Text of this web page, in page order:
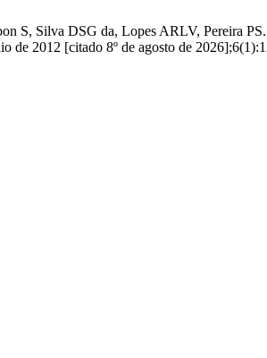
S, Silva DSG da, Lopes ARLV,
de 2012 [citado 8º de agosto de